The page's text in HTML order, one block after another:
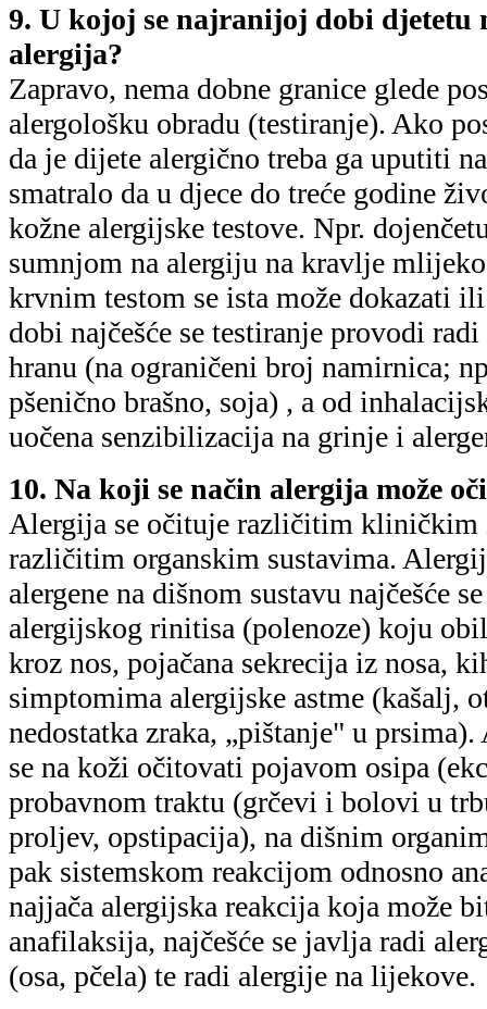
9. U kojoj se najranijoj dobi djetetu
alergija?
Zapravo, nema dobne granice glede
alergološku obradu (testiranje). Ako
da je dijete alergično treba ga uputiti
smatralo da u djece do treće godine
kožne alergijske testove. Npr.
sumnjom na alergiju na kravlje
krvnim testom se ista može dokazati
dobi najčešće se testiranje provodi
hranu (na ograničeni broj namirnica;
pšenično brašno, soja) , a od
uočena senzibilizacija na grinje i
10. Na koji se način alergija može
Alergija se očituje različitim kliničkim
različitim organskim sustavima.
alergene na dišnom sustavu najčešće
alergijskog rinitisa (polenoze) koju
kroz nos, pojačana sekrecija iz nosa,
simptomima alergijske astme (kašalj,
nedostatka zraka, „pištanje" u
se na koži očitovati pojavom osipa
probavnom traktu (grčevi i bolovi u
proljev, opstipacija), na dišnim
pak sistemskom reakcijom odnosno
najjača alergijska reakcija koja može
anafilaksija, najčešće se javlja radi
(osa, pčela) te radi alergije na lijekove.